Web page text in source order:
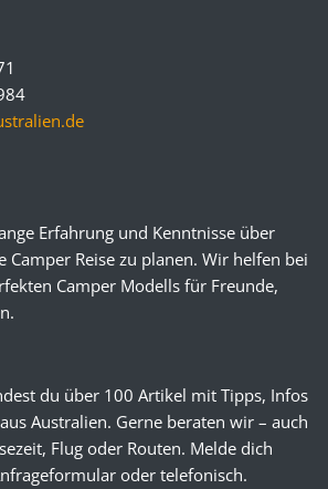
Erfahrung und Kenntnisse über
Camper Reise zu planen. Wir helfen bei
Camper Modells für Freunde,
du über 100 Artikel mit Tipps, Infos
Australien. Gerne beraten wir – auch
Flug oder Routen. Melde dich
oder telefonisch.